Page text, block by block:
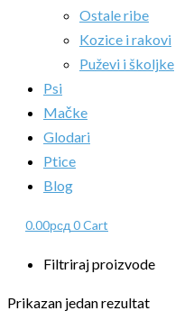
Ostale ribe
Kozice i rakovi
Puževi i školjke
Psi
Mačke
Glodari
Ptice
Blog
0.00рсд 0Cart
Filtriraj proizvode
Prikazan jedan rezultat